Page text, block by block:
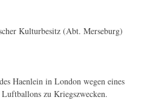
Kulturbesitz (Abt. Merseburg)
Haenlein in London wegen eines
zu Kriegszwecken.